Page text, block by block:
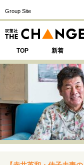
Group Site
TOP 新着
注目の記事テ